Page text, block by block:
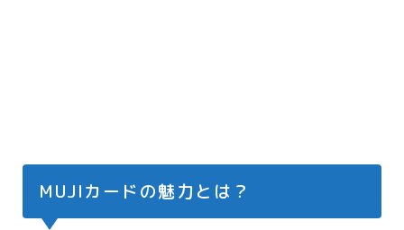
MUJIカードの魅力とは？